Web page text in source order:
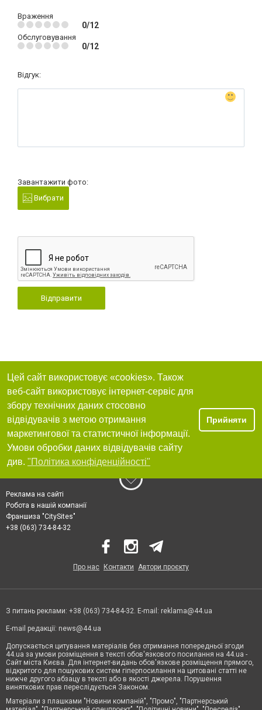
Враження
0/12
Обслуговування
0/12
Відгук:
Завантажити фото:
Вибрати
Відправити
Цей сайт використовує «cookies». Також
веб-сайт використовує інтернет-сервіс для
збору технічних даних стосовно
відвідувачів з метою отримання
маркетингової та статистичної інформації.
Умови обробки даних відвідувачів сайту
див. "Політика конфіденційності"
Прийняти
Реклама на сайті
Робота в нашій компанії
Франшиза "CitySites"
+38 (063) 734-84-32
Про нас Контакти Автори проєкту
З питань реклами: +38 (063) 734-84-32. E-mail: reklama@44.ua
E-mail редакції: news@44.ua
Допускається цитування матеріалів без отримання попередньої згоди
44.ua за умови розміщення в тексті обов'язкового посилання на 44.ua -
Сайт міста Києва. Для інтернет-видань обов'язкове розміщення прямого,
відкритого для пошукових систем гіперпосилання на цитовані статті не
нижче другого абзацу в тексті або в якості джерела. Порушення
виняткових прав переслідується Законом.
Матеріали з плашками "Новини компаній", "Промо", "Партнерський